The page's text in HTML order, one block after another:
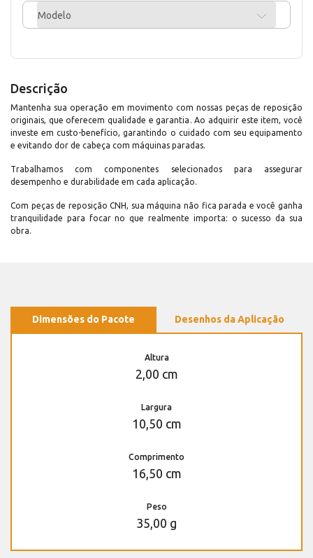
Modelo
Descrição
Mantenha sua operação em movimento com nossas peças de reposição
originais, que oferecem qualidade e garantia. Ao adquirir este item, você
investe em custo-benefício, garantindo o cuidado com seu equipamento
e evitando dor de cabeça com máquinas paradas.
Trabalhamos com componentes selecionados para assegurar
desempenho e durabilidade em cada aplicação.
Com peças de reposição CNH, sua máquina não fica parada e você ganha
tranquilidade para focar no que realmente importa: o sucesso da sua
obra.
Dimensões do Pacote Desenhos da Aplicação
Altura
2,00 cm
Largura
10,50 cm
Comprimento
16,50 cm
Peso
35,00 g